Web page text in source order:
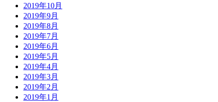
2019年10月
2019年9月
2019年8月
2019年7月
2019年6月
2019年5月
2019年4月
2019年3月
2019年2月
2019年1月